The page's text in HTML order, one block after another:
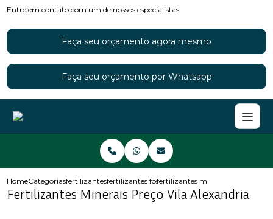
Entre em contato com um de nossos especialistas!
Faça seu orçamento agora mesmo
Faça seu orçamento por Whatsapp
HomeCategoriasfertilizantesfertilizantes fosfatadosfertilizantes minerais preco vila
Fertilizantes Minerais Preço Vila Alexandria